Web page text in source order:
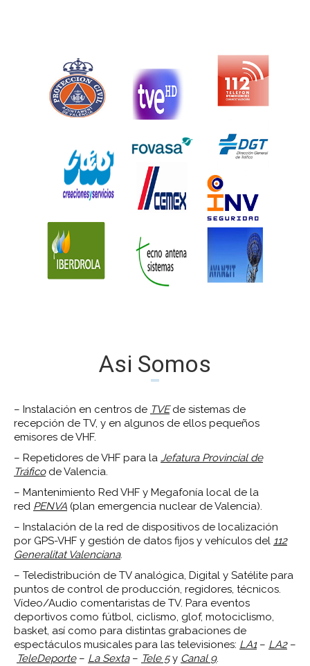
Asi Somos
– Instalación en centros de TVEde sistemas de
recepción de TV, y en algunos de ellos pequeños
emisores de VHF.
– Repetidores de VHF para la Jefatura Provincial de
Tráficode Valencia.
– Mantenimiento Red VHF y Megafonía local de la
red PENVA (plan emergencia nuclear de Valencia).
– Instalación de la red de dispositivos de localización
por GPS-VHF y gestión de datos fijos y vehículos del 112
Generalitat Valenciana.
– Teledistribución de TV analógica, Digital y Satélite para
puntos de control de producción, regidores, técnicos.
Vídeo/Audio comentaristas de TV. Para eventos
deportivos como fútbol, ciclismo, glof, motociclismo,
basket, así como para distintas grabaciones de
espectáculos musicales para las televisiones: LA1– LA2–
TeleDeporte– La Sexta– Tele 5y Canal 9.